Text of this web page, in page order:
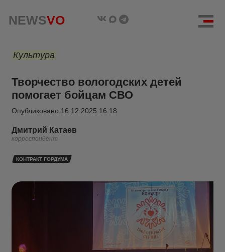
NEWSVO
Культура
Творчество вологодских детей
помогает бойцам СВО
Опубликовано 16.12.2025 16:18
Дмитрий Катаев
корреспондент
КОНТРАКТ ГОРДУМА